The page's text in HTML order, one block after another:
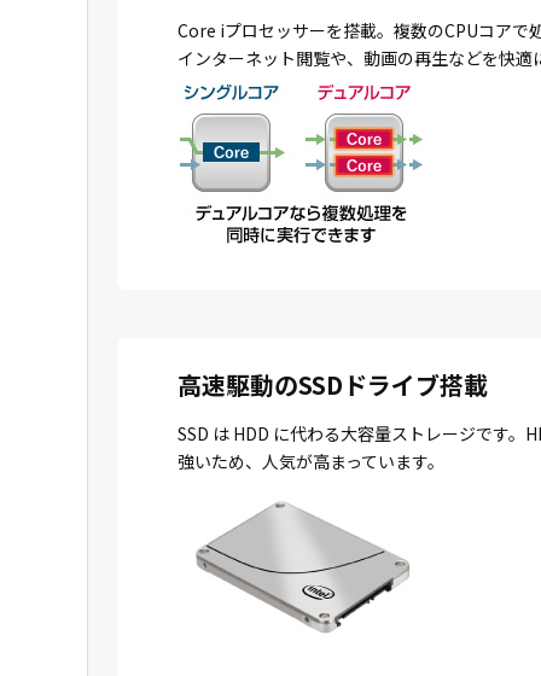
Core iプロセッサーを搭載。複数のCPUコアで
インターネット閲覧や、動画の再生などを快適
高速駆動のSSDドライブ搭載
SSD は HDD に代わる大容量ストレージです
強いため、人気が高まっています。